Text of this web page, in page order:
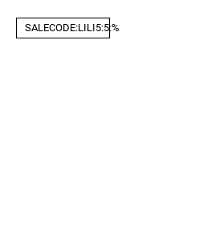
SALECODE:LILI5:5:%